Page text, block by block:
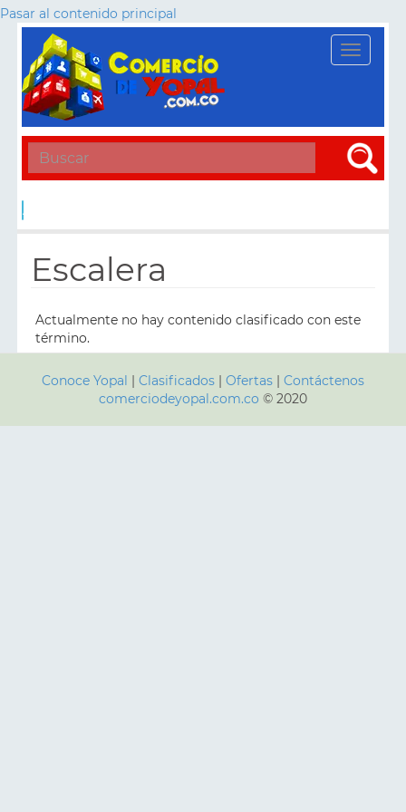
Pasar al contenido principal
Toggle
Apply
Escalera
Actualmente no hay contenido clasificado con este
término.
Conoce Yopal Clasificados Ofertas
Contáctenos
comerciodeyopal.com.co © 2020